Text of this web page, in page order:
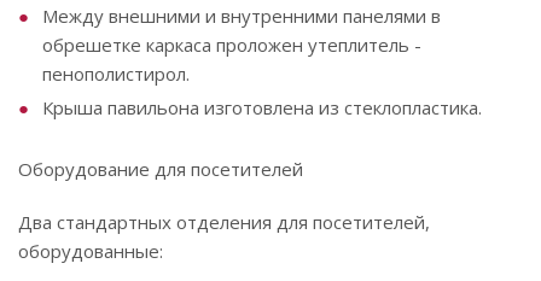
Между внешними и внутренними панелями в
обрешетке каркаса проложен утеплитель -
пенополистирол.
Крыша павильона изготовлена из стеклопластика.
Оборудование для посетителей
Два стандартных отделения для посетителей,
оборудованные: